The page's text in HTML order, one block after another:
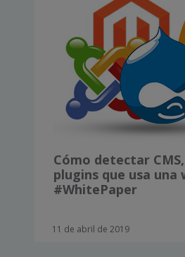
Cómo detectar
plugins que usa una
#WhitePaper
11 de abril de 2019